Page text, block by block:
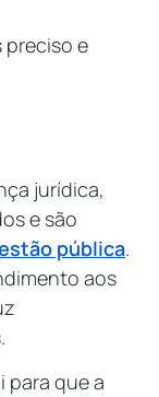
preciso e
jurídica,
e são
pública.
aos
para que a